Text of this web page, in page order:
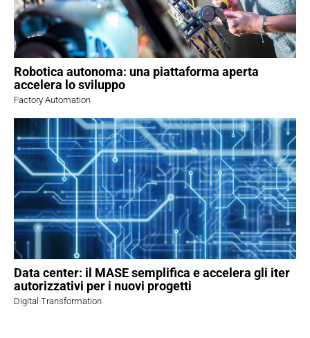
Robotica autonoma: una piattaforma aperta
accelera lo sviluppo
Factory Automation
Data center: il MASE semplifica e accelera gli iter
autorizzativi per i nuovi progetti
Digital Transformation